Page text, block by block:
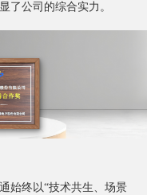
了公司的综合实力。
始终以“技术共生、场景